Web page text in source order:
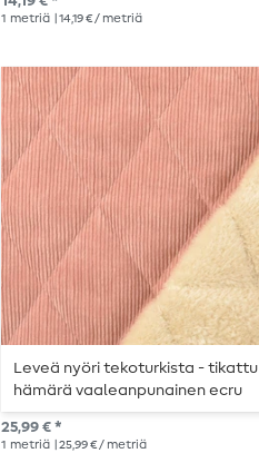
1 metriä | 14,19 € / metriä
Leveä nyöri tekoturkista - tikattu
hämärä vaaleanpunainen ecru
värinen
25,99 € *
1 metriä | 25,99 € / metriä